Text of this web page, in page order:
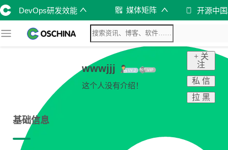
DevOps研发效能 媒体矩阵 开源中
wwwjjj
这个人没有介绍！
+ 关
注
私 信
拉 黑
基础信息